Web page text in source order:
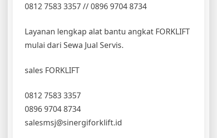
0812 7583 3357 // 0896 9704 8734
Layanan lengkap alat bantu angkat FORKLIFT
mulai dari Sewa Jual Servis.
sales FORKLIFT
0812 7583 3357
0896 9704 8734
salesmsj@sinergiforklift.id